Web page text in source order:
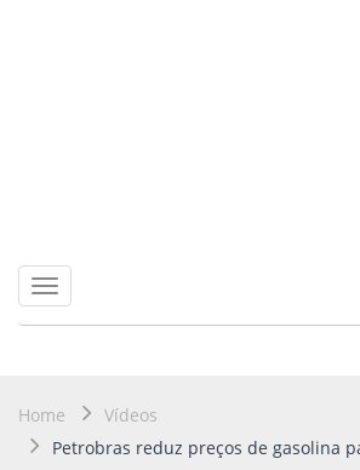
Toggle
navigation
Home
Vídeos
Petrobras reduz preços de gasolina